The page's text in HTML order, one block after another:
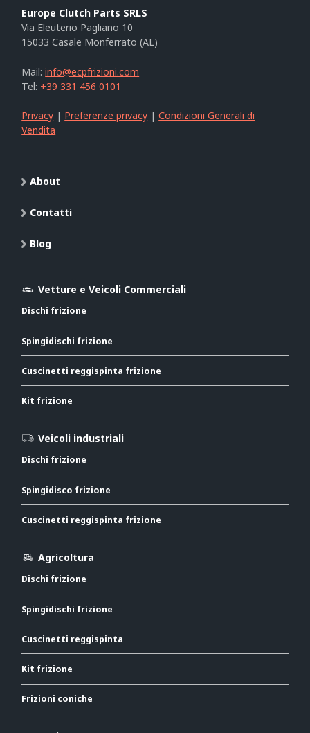
Europe Clutch Parts SRLS
Via Eleuterio Pagliano 10
15033 Casale Monferrato (AL)
Mail:info@ecpfrizioni.com
Tel: +39 331 456 0101
Privacy | Preferenze privacy |Condizioni Generali di
Vendita
About
Contatti
Blog
Vetture e Veicoli Commerciali
Dischi frizione
Spingidischi frizione
Cuscinetti reggispinta frizione
Kit frizione
Veicoli industriali
Dischi frizione
Spingidisco frizione
Cuscinetti reggispinta frizione
Agricoltura
Dischi frizione
Spingidischi frizione
Cuscinetti reggispinta
Kit frizione
Frizioni coniche